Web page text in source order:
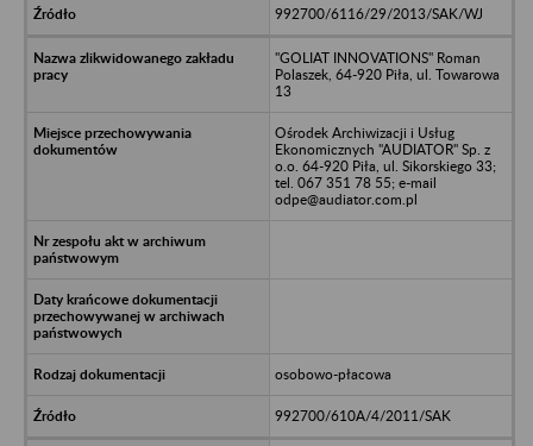
992700/6116/29/2013/SAK/WJ
"GOLIAT INNOVATIONS" Roman
Polaszek, 64-920 Piła, ul. Towarowa
13
Ośrodek Archiwizacji i Usług
Ekonomicznych "AUDIATOR" Sp. z
o.o. 64-920 Piła, ul. Sikorskiego 33;
tel. 067 351 78 55; e-mail
odpe@audiator.com.pl
osobowo-płacowa
992700/610A/4/2011/SAK